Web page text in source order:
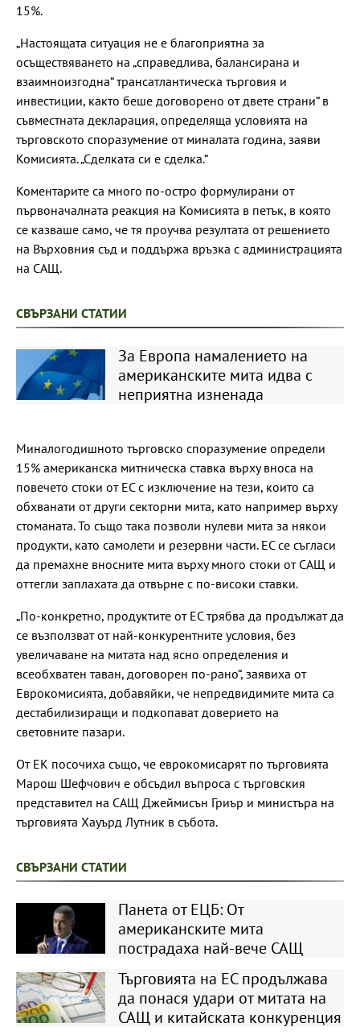
15%.
„Настоящата ситуация не е благоприятна за
осъществяването на „справедлива, балансирана и
взаимноизгодна“ трансатлантическа търговия и
инвестиции, както беше договорено от двете страни“ в
съвместната декларация, определяща условията на
търговското споразумение от миналата година, заяви
Комисията. „Сделката си е сделка.“
Коментарите са много по-остро формулирани от
първоначалната реакция на Комисията в петък, в която
се казваше само, че тя проучва резултата от решението
на Върховния съд и поддържа връзка с администрацията
на САЩ.
СВЪРЗАНИ СТАТИИ
За Европа намалението на
американските мита идва с
неприятна изненада
Миналогодишното търговско споразумение определи
15% американска митническа ставка върху вноса на
повечето стоки от ЕС с изключение на тези, които са
обхванати от други секторни мита, като например върху
стоманата. То също така позволи нулеви мита за някои
продукти, като самолети и резервни части. ЕС се съгласи
да премахне вносните мита върху много стоки от САЩ и
оттегли заплахата да отвърне с по-високи ставки.
„По-конкретно, продуктите от ЕС трябва да продължат да
се възползват от най-конкурентните условия, без
увеличаване на митата над ясно определения и
всеобхватен таван, договорен по-рано“, заявиха от
Еврокомисията, добавяйки, че непредвидимите мита са
дестабилизиращи и подкопават доверието на
световните пазари.
От ЕК посочиха също, че еврокомисарят по търговията
Марош Шефчович е обсъдил въпроса с търговския
представител на САЩ Джеймисън Гриър и министъра на
търговията Хауърд Лутник в събота.
СВЪРЗАНИ СТАТИИ
Панета от ЕЦБ: От
американските мита
пострадаха най-вече САЩ
Търговията на ЕС продължава
да понася удари от митата на
САЩ и китайската конкуренция